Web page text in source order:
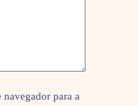
navegador para a